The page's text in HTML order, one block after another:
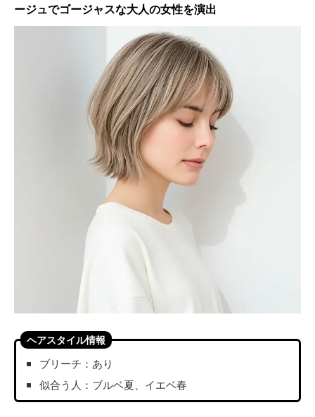
ージュでゴージャスな大人の女性を演出
ヘアスタイル情報
ブリーチ：あり
似合う人：ブルベ夏、イエベ春